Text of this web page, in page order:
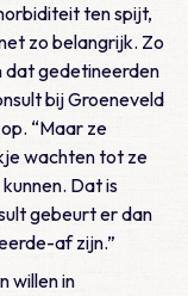
ten spijt,
zo belangrijk. Zo
dat gedetineerden
bij Groeneveld
“Maar ze
wachten tot ze
Dat is
gebeurt er dan
af zijn.”
willen in